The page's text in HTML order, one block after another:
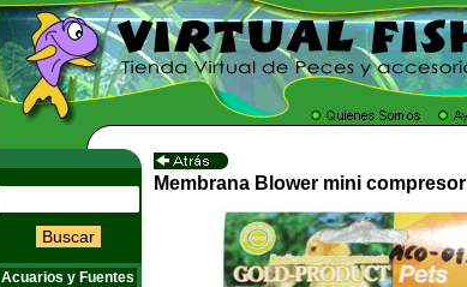
Buscar
Acuarios y Fuentes
Membrana Blower mini compresor